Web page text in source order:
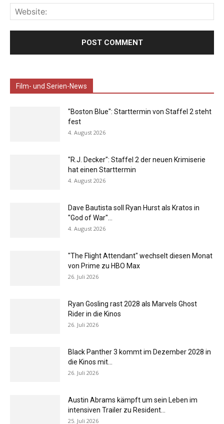
Film- und Serien-News
"Boston Blue": Starttermin von Staffel 2 steht
fest
4. August 2026
"R.J. Decker": Staffel 2 der neuen Krimiserie
hat einen Starttermin
4. August 2026
Dave Bautista soll Ryan Hurst als Kratos in
"God of War"...
4. August 2026
"The Flight Attendant" wechselt diesen Monat
von Prime zu HBO Max
26. Juli 2026
Ryan Gosling rast 2028 als Marvels Ghost
Rider in die Kinos
26. Juli 2026
Black Panther 3 kommt im Dezember 2028 in
die Kinos mit...
26. Juli 2026
Austin Abrams kämpft um sein Leben im
intensiven Trailer zu Resident...
25. Juli 2026